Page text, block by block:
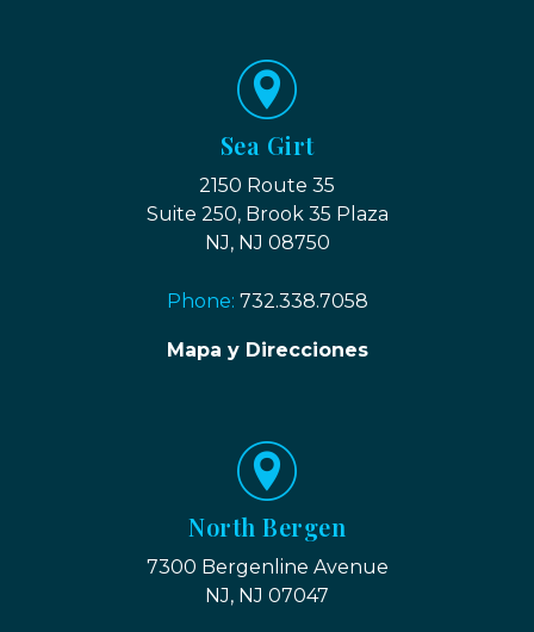
Sea Girt
2150 Route 35
Suite 250, Brook 35 Plaza
NJ, NJ 08750
Phone: 732.338.7058
Mapa y Direcciones
North Bergen
7300 Bergenline Avenue
NJ, NJ 07047